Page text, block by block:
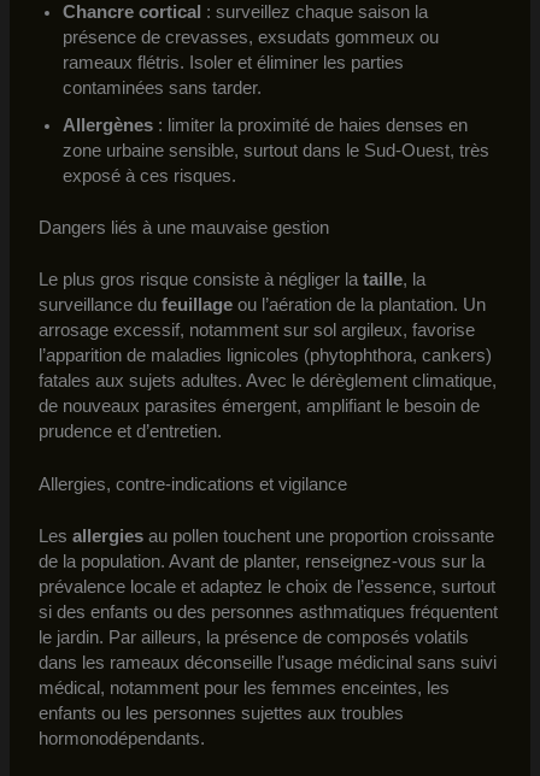
Chancre cortical : surveillez chaque saison la
présence de crevasses, exsudats gommeux ou
rameaux flétris. Isoler et éliminer les parties
contaminées sans tarder.
Allergènes: limiter la proximité de haies denses en
zone urbaine sensible, surtout dans le Sud-Ouest, très
exposé à ces risques.
Dangers liés à une mauvaise gestion
Le plus gros risque consiste à négliger la taille, la
surveillance du feuillageou l’aération de la plantation. Un
arrosage excessif, notamment sur sol argileux, favorise
l’apparition de maladies lignicoles (phytophthora, cankers)
fatales aux sujets adultes. Avec le dérèglement climatique,
de nouveaux parasites émergent, amplifiant le besoin de
prudence et d’entretien.
Allergies, contre-indications et vigilance
Les allergiesau pollen touchent une proportion croissante
de la population. Avant de planter, renseignez-vous sur la
prévalence locale et adaptez le choix de l’essence, surtout
si des enfants ou des personnes asthmatiques fréquentent
le jardin. Par ailleurs, la présence de composés volatils
dans les rameaux déconseille l’usage médicinal sans suivi
médical, notamment pour les femmes enceintes, les
enfants ou les personnes sujettes aux troubles
hormonodépendants.